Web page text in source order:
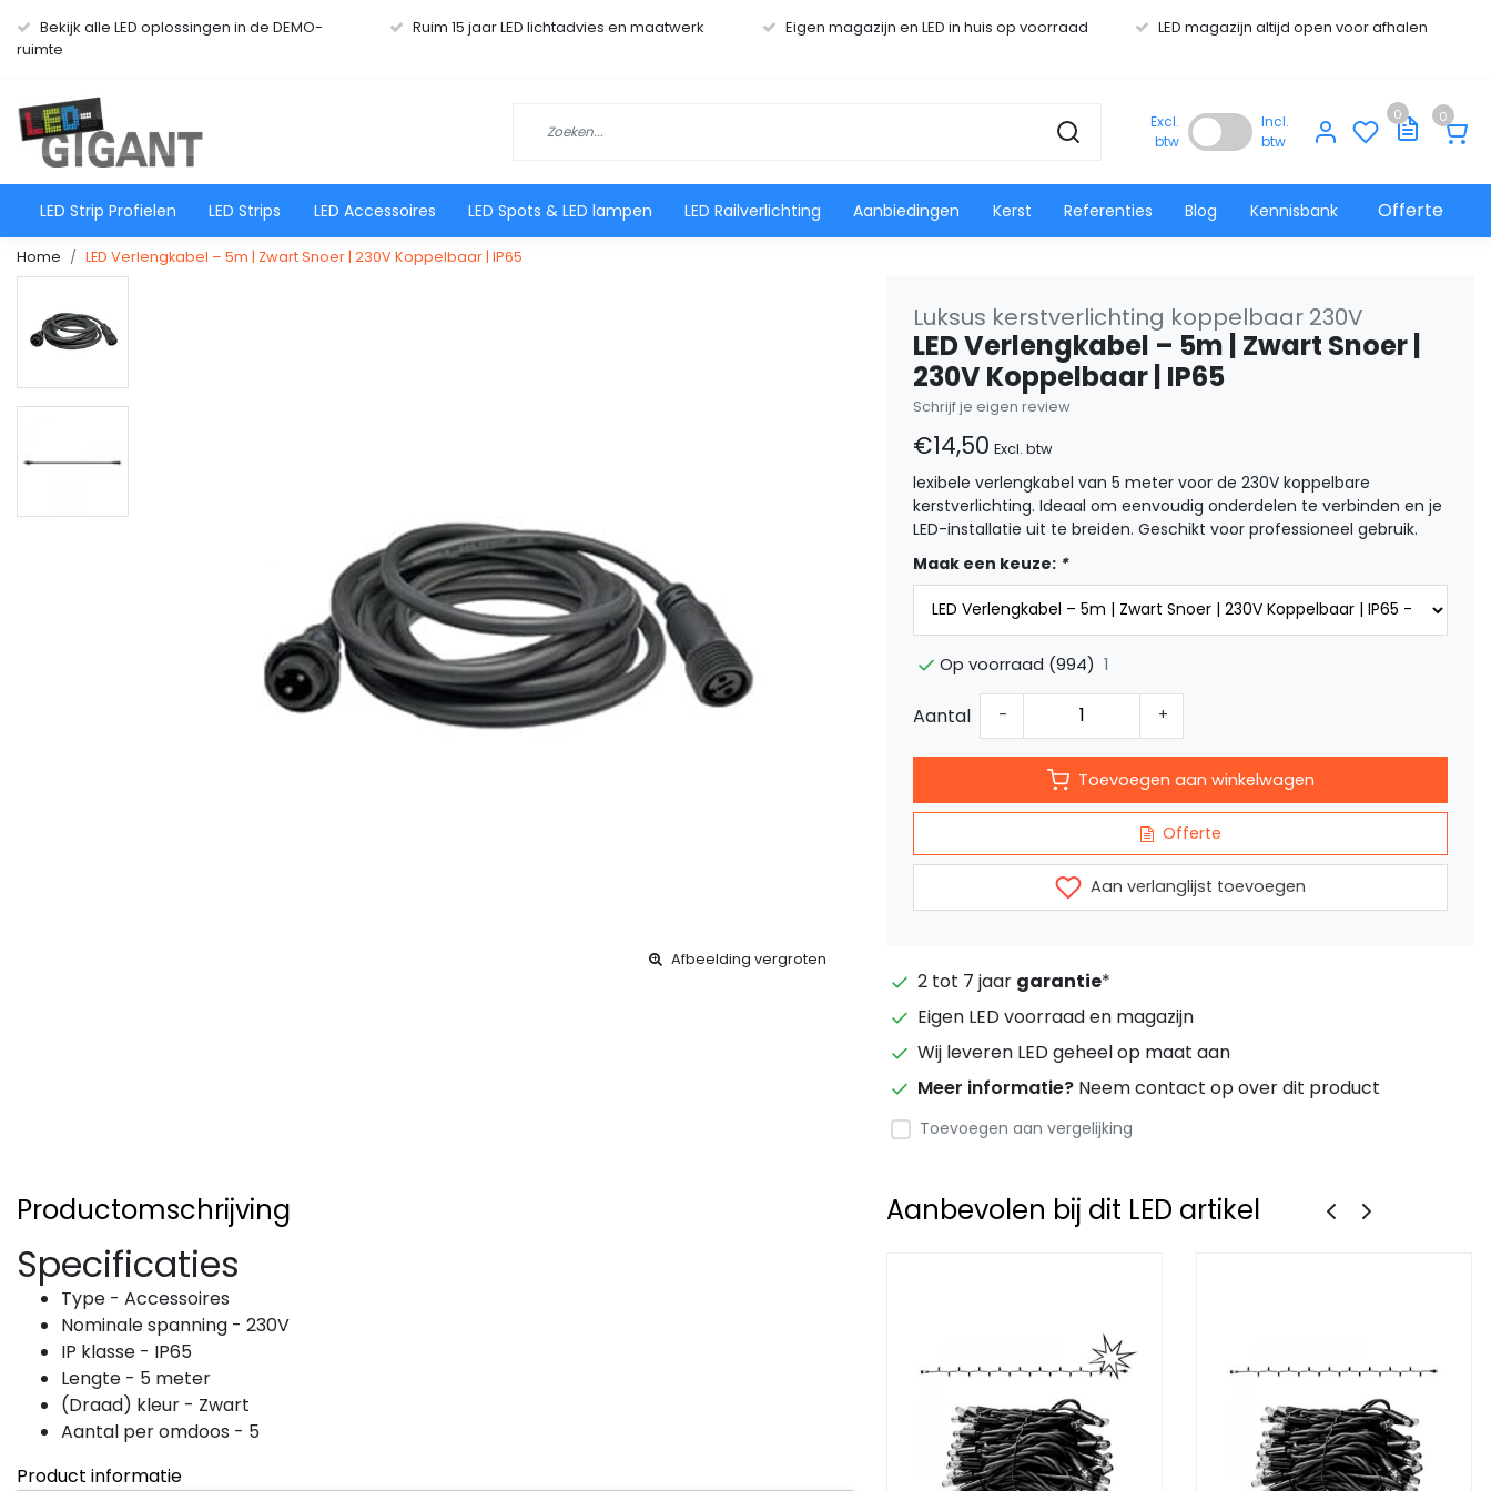
Bekijk alle LED oplossingen in de DEMO-
ruimte
Ruim 15 jaar LED lichtadvies en maatwerk Eigen magazijn en LED in huis op voorraad LED magazijn altijd open voor afhalen
Excl.
btw
Incl.
btw
0 0
LED Strip Profielen LED Strips LED Accessoires LED Spots & LED lampen LED Railverlichting Aanbiedingen Kerst Referenties Blog Kennisbank Offerte
Home LED Verlengkabel – 5m | Zwart Snoer | 230V Koppelbaar | IP65
Afbeelding vergroten
Luksus kerstverlichting koppelbaar 230V
LED Verlengkabel – 5m | Zwart Snoer |
230V Koppelbaar | IP65
Schrijf je eigen review
€14,50 Excl. btw
lexibele verlengkabel van 5 meter voor de 230V koppelbare
kerstverlichting. Ideaal om eenvoudig onderdelen te verbinden en je
LED-installatie uit te breiden. Geschikt voor professioneel gebruik.
Maak een keuze: *
Op voorraad (994) 1
Aantal - +
Toevoegen aan winkelwagen
Offerte
Aan verlanglijst toevoegen
2 tot 7 jaar garantie*
Eigen LED voorraad en magazijn
Wij leveren LED geheel op maat aan
Meer informatie? Neem contact op over dit product
Toevoegen aan vergelijking
Productomschrijving
Specificaties
Type - Accessoires
Nominale spanning - 230V
IP klasse - IP65
Lengte - 5 meter
(Draad) kleur - Zwart
Aantal per omdoos - 5
Product informatie
Aanbevolen bij dit LED artikel